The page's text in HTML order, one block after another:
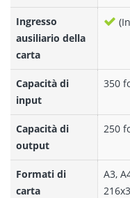
Ingresso
ausiliario della
carta
Capacità di
input
350
Capacità di
output
250
Formati di
carta
A3,